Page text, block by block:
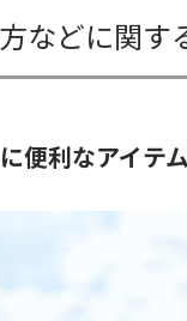
などに関す
便利なアイテ